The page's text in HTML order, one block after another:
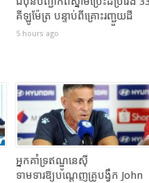
គីឡូម៉ែត្រ បន្ទាប់ពីគ្រោះរញ្ជួយដី
5 hours ago
អ្នកគាំទ្រឥណ្ឌូនេស៊ី
ទាមទារឱ្យបណ្តេញគ្រូបង្វឹក John